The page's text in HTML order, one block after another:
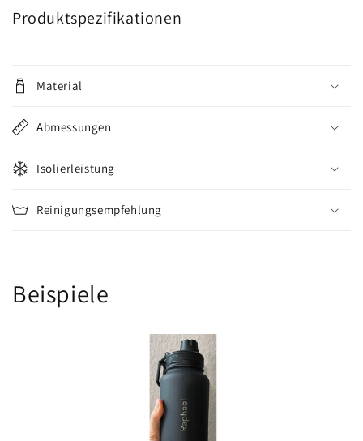
Produktspezifikationen
Material
Abmessungen
Isolierleistung
Reinigungsempfehlung
Beispiele